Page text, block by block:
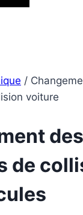
/
voiture
des
de